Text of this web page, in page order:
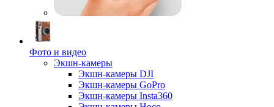
Фото и видео
Экшн-камеры
Экшн-камеры DJI
Экшн-камеры GoPro
Экшн-камеры Insta360